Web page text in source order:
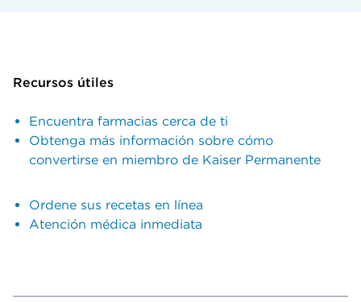
Recursos útiles
Encuentra farmacias cerca de ti
Obtenga más información sobre cómo
convertirse en miembro de Kaiser Permanente
Ordene sus recetas en línea
Atención médica inmediata